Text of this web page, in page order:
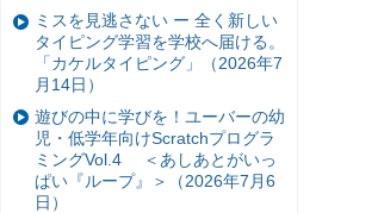
ミスを見逃さない ー 全く新しい
タイピング学習を学校へ届ける。
「カケルタイピング」（2026年7
月14日）
遊びの中に学びを！ユーバーの幼
児・低学年向けScratchプログラ
ミングVol.4 ＜あしあとがいっ
ぱい『ループ』＞（2026年7月6
日）